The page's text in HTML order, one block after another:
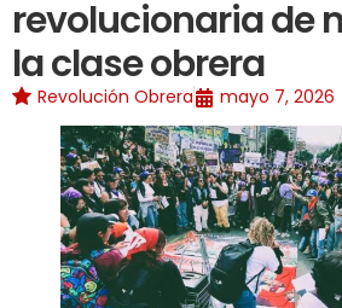
revolucionaria de
la clase obrera
Revolución Obrera mayo 7, 2026